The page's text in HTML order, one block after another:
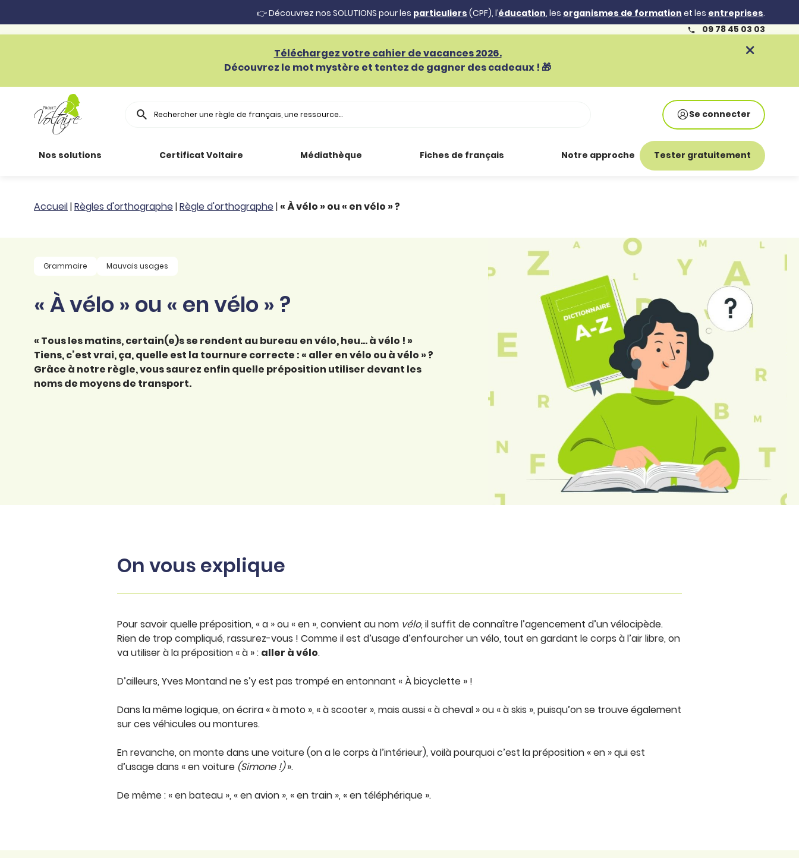
👉 Découvrez nos SOLUTIONS pour les particuliers (CPF), l’éducation, les organismes de formation et les entreprises.
09 78 45 03 03
Téléchargez votre cahier de vacances 2026.
Découvrez le mot mystère et tentez de gagner des cadeaux ! 🎁
Rechercher Se connecter
Nos solutions
Particuliers
Organismes de
Certifier ses compétences
Évaluer le niveau de ses
salariés
Certificat Voltaire Médiathèque
Toutes nos
ressources
professionnel
Animer une classe
Accompagner ses
salariés
Explorer la langue
Fiches de français
Conjugaison
d’orthographe
Syntaxe
Notre approche Tester gratuitement
Accueil|Règles d'orthographe|Règle d'orthographe| « À vélo » ou « en vélo » ?
Grammaire Mauvais usages
« À vélo » ou « en vélo » ?
« Tous les matins, certain(e)s se rendent au bureau en vélo, heu… à vélo ! »
Tiens, c’est vrai, ça, quelle est la tournure correcte : « aller en vélo ou à vélo » ?
Grâce à notre règle, vous saurez enfin quelle préposition utiliser devant les
noms de moyens de transport.
On vous explique
Pour savoir quelle préposition, « a » ou « en », convient au nom vélo, il suffit de connaître l’agencement d’un vélocipède.
Rien de trop compliqué, rassurez-vous ! Comme il est d’usage d’enfourcher un vélo, tout en gardant le corps à l’air libre, on
va utiliser à la préposition « à » : aller à vélo.
D’ailleurs, Yves Montand ne s’y est pas trompé en entonnant « À bicyclette » !
Dans la même logique, on écrira « à moto », « à scooter », mais aussi « à cheval » ou « à skis », puisqu’on se trouve également
sur ces véhicules ou montures.
En revanche, on monte dans une voiture (on a le corps à l’intérieur), voilà pourquoi c’est la préposition « en » qui est
d’usage dans « en voiture (Simone !)».
De même : « en bateau », « en avion », « en train », « en téléphérique ».